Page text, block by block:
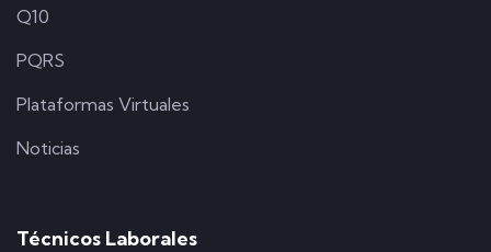
Q10
PQRS
Plataformas Virtuales
Noticias
Técnicos Laborales